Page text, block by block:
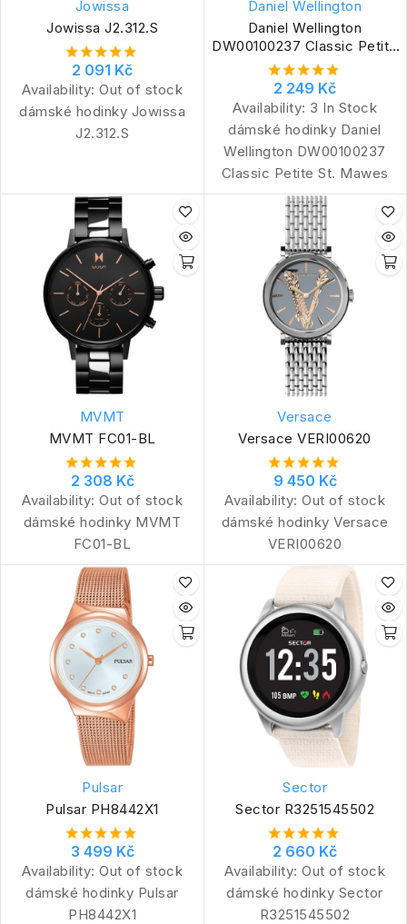
Jowissa
Jowissa J2.312.S
2 091 Kč
Availability: Out of stock
dámské hodinky Jowissa
J2.312.S
Daniel Wellington
Daniel Wellington
DW00100237 Classic Petite
St. Mawes
2 249 Kč
Availability: 3 In Stock
dámské hodinky Daniel
Wellington DW00100237
Classic Petite St. Mawes
MVMT
MVMT FC01-BL
2 308 Kč
Availability: Out of stock
dámské hodinky MVMT
FC01-BL
Versace
Versace VERI00620
9 450 Kč
Availability: Out of stock
dámské hodinky Versace
VERI00620
Pulsar
Pulsar PH8442X1
3 499 Kč
Availability: Out of stock
dámské hodinky Pulsar
PH8442X1
Sector
Sector R3251545502
2 660 Kč
Availability: Out of stock
dámské hodinky Sector
R3251545502